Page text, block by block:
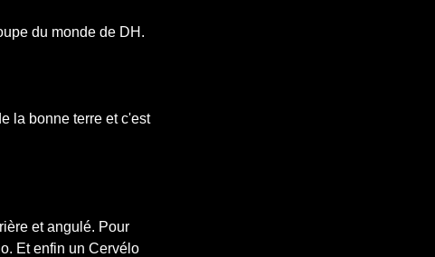
du monde de DH.
la bonne terre et c'est
et angulé. Pour
Et enfin un Cervélo